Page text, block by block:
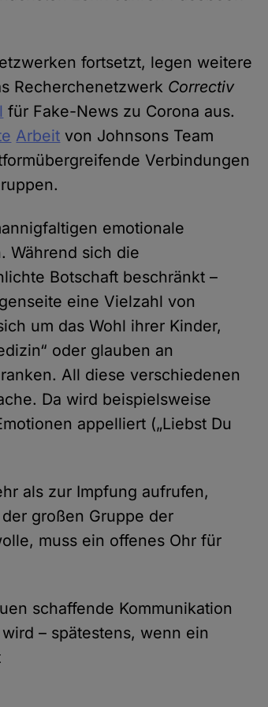
fortsetzt, legen weitere
Recherchenetzwerk Correctiv
für Fake-News zu Corona aus.
Arbeit von Johnsons Team
Verbindungen
emotionale
Während sich die
Botschaft beschränkt –
eine Vielzahl von
um das Wohl ihrer Kinder,
oder glauben an
All diese verschiedenen
Da wird beispielsweise
appelliert („Liebst Du
als zur Impfung aufrufen,
großen Gruppe der
muss ein offenes Ohr für
schaffende Kommunikation
– spätestens, wenn ein